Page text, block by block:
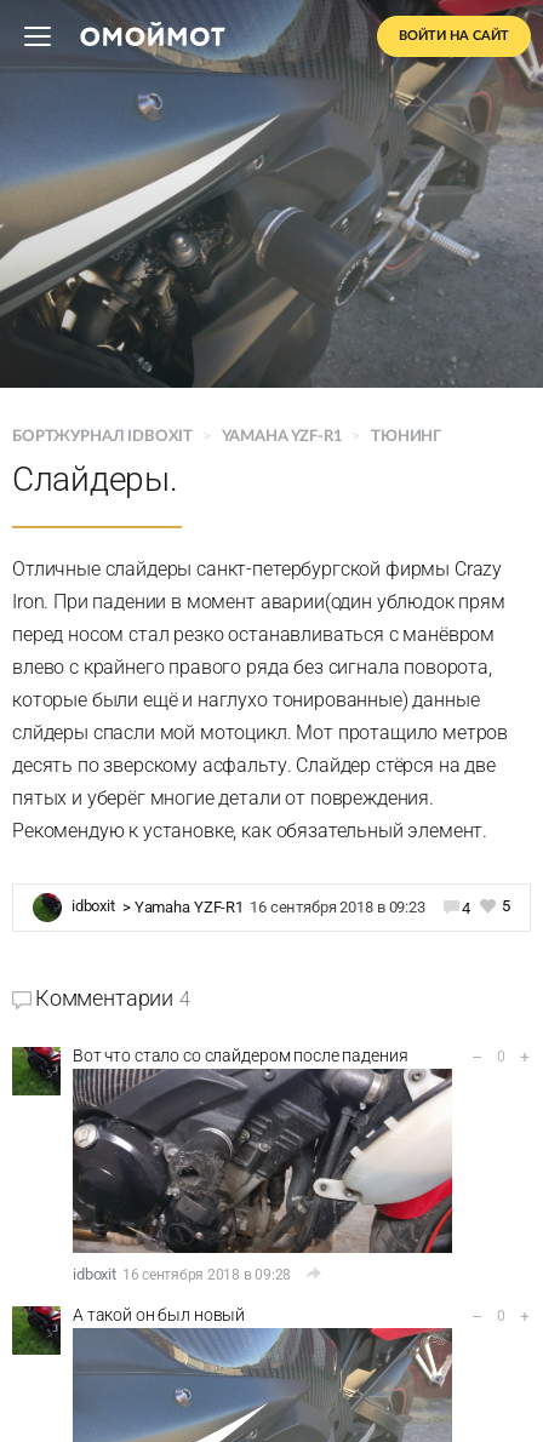
ВОЙТИ НА САЙТ
БОРТЖУРНАЛ IDBOXIT > YAMAHA YZF-R1 > ТЮНИНГ
Слайдеры.
Отличные слайдеры санкт-петербургской фирмы Crazy
Iron. При падении в момент аварии(один ублюдок прям
перед носом стал резко останавливаться с манёвром
влево с крайнего правого ряда без сигнала поворота,
которые были ещё и наглухо тонированные) данные
слйдеры спасли мой мотоцикл. Мот протащило метров
десять по зверскому асфальту. Слайдер стёрся на две
пятых и уберёг многие детали от повреждения.
Рекомендую к установке, как обязательный элемент.
idboxit > Yamaha YZF-R1 16 сентября 2018 в 09:23 4 5
Комментарии 4
Вот что стало со слайдером после падения
idboxit 16 сентября 2018 в 09:28
– 0 +
А такой он был новый – 0 +